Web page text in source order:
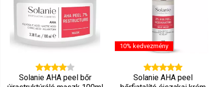
Solanie AHA peel bőr
10% kedvezmény
Solanie AHA peel